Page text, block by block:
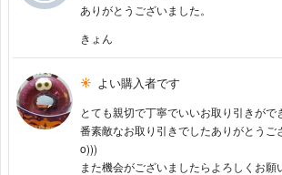
ありがとうございました。
きょん
よい購入者です
とても親切で丁寧でいいお取り引きがで
番素敵なお取り引きでしたありがとう
o)))
また機会がございましたらよろしくお願